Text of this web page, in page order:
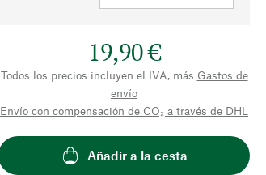
19,90 €
Todos los precios incluyen el IVA, más Gastos de
envío
Envío con compensación de CO₂ a través de DHL
Añadir a la cesta